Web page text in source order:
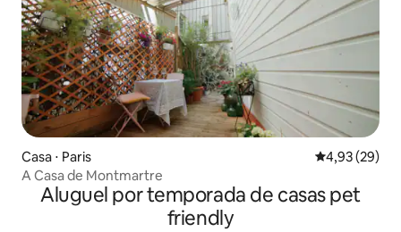
Casa ⋅ Paris 4,93 de uma
4,93 (29)
A Casa de Montmartre
Aluguel por temporada de casas pet
friendly